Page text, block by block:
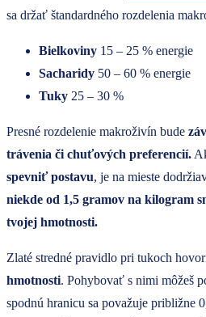
sa držať štandardného rozdelenia
Bielkoviny 15 – 25 % energie
Sacharidy 50 – 60 % energie
Tuky 25 – 30 %
Presné rozdelenie makroživín bude
trávenia či chuťových preferencií.
spevniť postavu, je na mieste
niekde od 1,5 gramov na kilogram
tvojej hmotnosti.
Zlaté stredné pravidlo pri tukoch
hmotnosti. Pohybovať s nimi môžeš
spodnú hranicu sa považuje približne